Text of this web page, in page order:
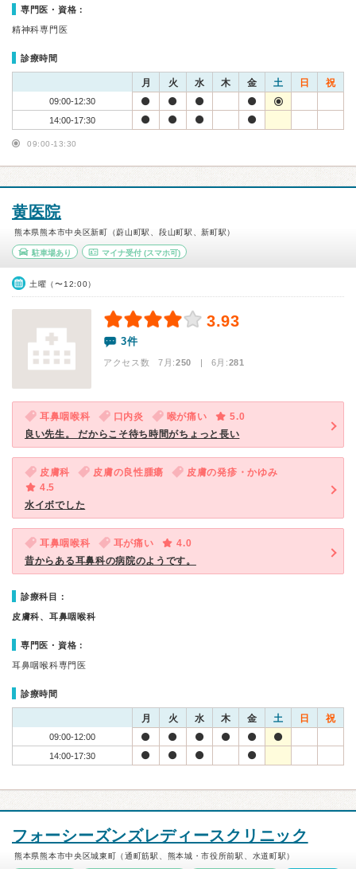
専門医・資格：
精神科専門医
診療時間
月 火 水 木 金 土 日 祝
09:00-12:30
14:00-17:30
09:00-13:30
黄医院
熊本県熊本市中央区新町（蔚山町駅、段山町駅、新町駅）
駐車場あり マイナ受付(スマホ可)
土曜（〜12:00）
3.93
3件
アクセス数 7月:250 | 6月:281
耳鼻咽喉科 口内炎 喉が痛い
5.0
良い先生。 だからこそ待ち時間がちょっと長い
皮膚科 皮膚の良性腫瘍
皮膚の発疹・かゆみ
4.5
水イボでした
耳鼻咽喉科 耳が痛い
4.0
昔からある耳鼻科の病院のようです。
診療科目：
皮膚科、耳鼻咽喉科
専門医・資格：
耳鼻咽喉科専門医
診療時間
月 火 水 木 金 土 日 祝
09:00-12:00
14:00-17:30
フォーシーズンズレディースクリニック
熊本県熊本市中央区城東町（通町筋駅、熊本城・市役所前駅、水道町駅）